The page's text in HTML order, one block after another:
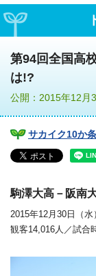
第94回全国高
は!?
公開：2015年12
サカイク10か条
駒澤大高－阪南
2015年12月30日（
観客14,016人／試合